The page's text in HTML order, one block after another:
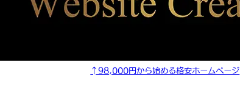
↑98,000円から始める格安ホームページ